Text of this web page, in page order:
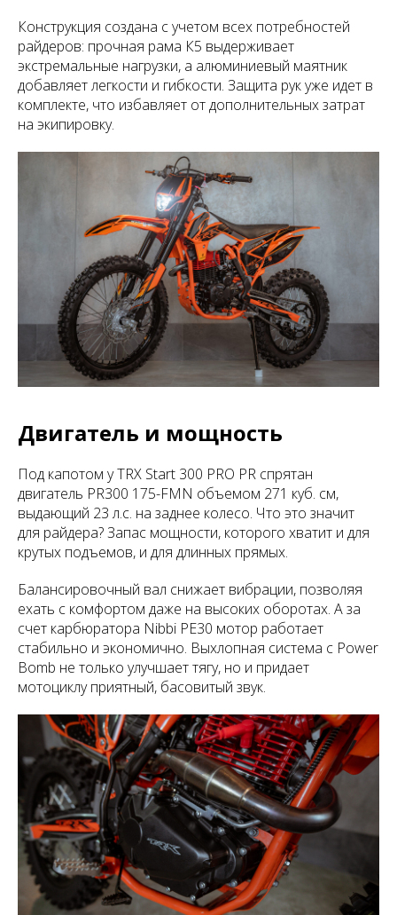
Конструкция создана с учетом всех потребностей
райдеров: прочная рама К5 выдерживает
экстремальные нагрузки, а алюминиевый маятник
добавляет легкости и гибкости. Защита рук уже идет в
комплекте, что избавляет от дополнительных затрат
на экипировку.
Двигатель и мощность
Под капотом у TRX Start 300 PRO PR спрятан
двигатель PR300 175-FMN объемом 271 куб. см,
выдающий 23 л.с. на заднее колесо. Что это значит
для райдера? Запас мощности, которого хватит и для
крутых подъемов, и для длинных прямых.
Балансировочный вал снижает вибрации, позволяя
ехать с комфортом даже на высоких оборотах. А за
счет карбюратора Nibbi PE30 мотор работает
стабильно и экономично. Выхлопная система с Power
Bomb не только улучшает тягу, но и придает
мотоциклу приятный, басовитый звук.